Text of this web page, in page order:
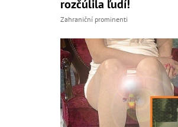
rozčúlila ľudí!
Zahraniční prominenti